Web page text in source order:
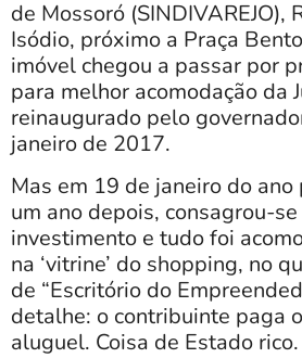
de Mossoró (SINDIVAREJO),
Isódio, próximo a Praça
imóvel chegou a passar por
para melhor acomodação da
reinaugurado pelo
janeiro de 2017.
Mas em 19 de janeiro do ano
um ano depois, consagrou-
investimento e tudo foi
na ‘vitrine’ do shopping, no
de “Escritório do
detalhe: o contribuinte paga
aluguel. Coisa de Estado rico.